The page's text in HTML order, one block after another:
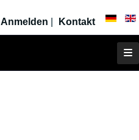
Anmelden Kontakt